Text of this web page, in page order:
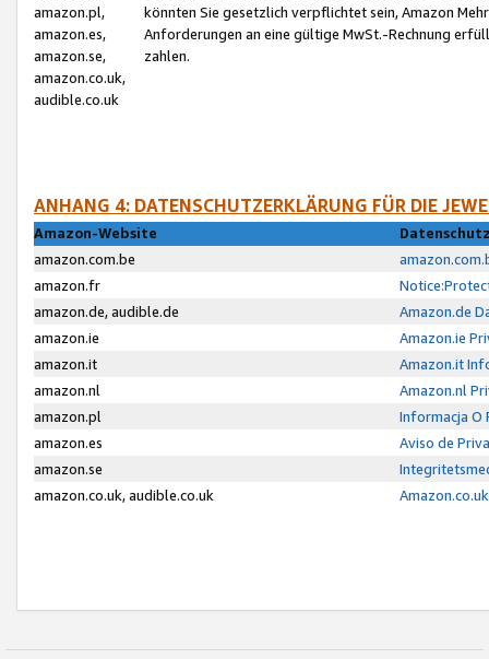
amazon.pl,
amazon.es,
amazon.se,
amazon.co.uk,
audible.co.uk
könnten Sie gesetzlich verpflichtet sein, Amazon
Anforderungen an eine gültige MwSt.-Rechnung
zahlen.
ANHANG 4: DATENSCHUTZERKLÄRUNG FÜR DIE
Amazon-Website
amazon.com.be
amazon.fr
amazon.de, audible.de
Amazon.de
amazon.ie
Amazon.ie
amazon.it
Amazon.it
amazon.nl
Amazon.nl
amazon.pl
Informacja O
amazon.es
Aviso de
amazon.se
amazon.co.uk, audible.co.uk